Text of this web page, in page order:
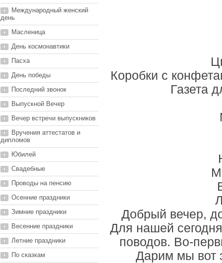
Международный женский
день
Масленица
День космонавтики
Пасха
День победы
Последний звонок
Выпускной Вечер
Вечер встречи выпускников
Вручения аттестатов и
дипломов
Юбилей
Свадебные
Проводы на пенсию
Осенние праздники
Зимние праздники
Весенние праздники
Летние праздники
По сказкам
Коробки с
Газета
Добрый вечер,
Для нашей
поводов. Во-
Дарим мы вот